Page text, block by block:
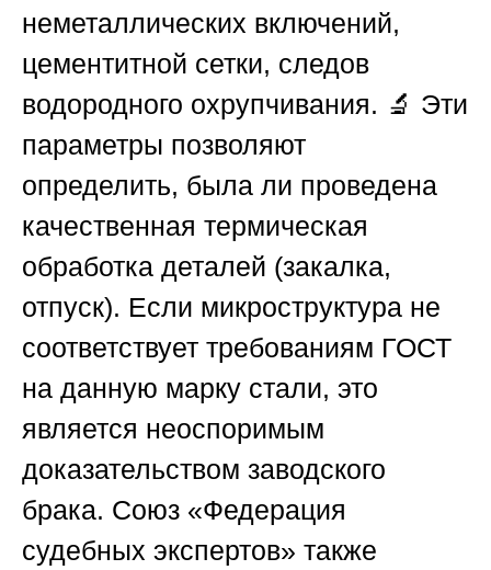
неметаллических включений,
цементитной сетки, следов
водородного охрупчивания. 🔬 Эти
параметры позволяют
определить, была ли проведена
качественная термическая
обработка деталей (закалка,
отпуск). Если микроструктура не
соответствует требованиям ГОСТ
на данную марку стали, это
является неоспоримым
доказательством заводского
брака. Союз «Федерация
судебных экспертов» также